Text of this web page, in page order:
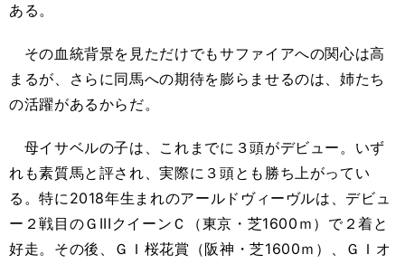
ある。
その血統背景を見ただけでもサファイアへの関心は高
まるが、さらに同馬への期待を膨らませるのは、姉たち
の活躍があるからだ。
母イサベルの子は、これまでに３頭がデビュー。いず
れも素質馬と評され、実際に３頭とも勝ち上がってい
る。特に2018年生まれのアールドヴィーヴルは、デビュ
ー２戦目のＧIIIクイーンＣ（東京・芝1600ｍ）で２着と
好走。その後、ＧＩ桜花賞（阪神・芝1600ｍ）、ＧＩオ